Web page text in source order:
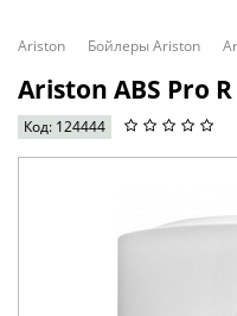
Ariston Бойлеры Ariston
Ariston ABS Pro
Код: 124444